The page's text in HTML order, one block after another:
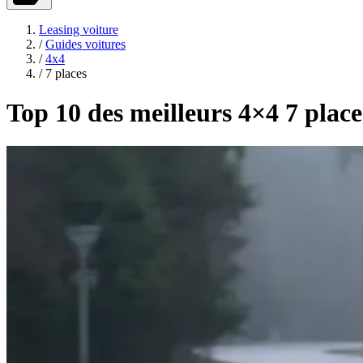
Leasing voiture
/ Guides voitures
/ 4x4
/ 7 places
Top 10 des meilleurs 4×4 7